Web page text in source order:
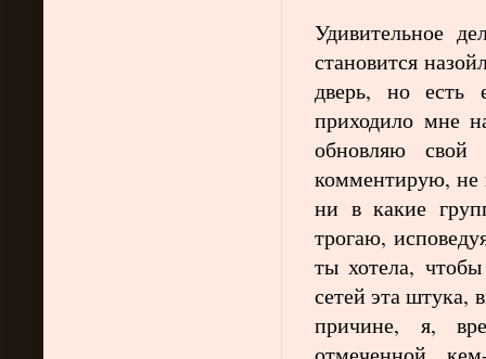
Удивительное
становится
дверь, но есть
приходило мне
обновляю
комментирую, не
ни в какие
трогаю,
ты хотела,
сетей эта штука,
причине, я,